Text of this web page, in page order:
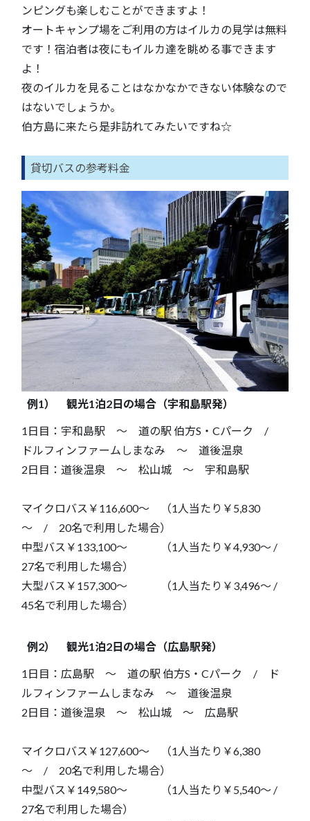
ンピングも楽しむことができますよ！
オートキャンプ場をご利用の方はイルカの見学は無料
です！宿泊者は夜にもイルカ達を眺める事できます
よ！
夜のイルカを見ることはなかなかできない体験なので
はないでしょうか。
伯方島に来たら是非訪れてみたいですね☆
貸切バスの参考料金
例1） 観光1泊2日の場合（宇和島駅発）
1日目：宇和島駅 ～ 道の駅 伯方S・Cパーク /
ドルフィンファームしまなみ ～ 道後温泉
2日目：道後温泉 ～ 松山城 ～ 宇和島駅
マイクロバス￥116,600～ （1人当たり￥5,830
～ / 20名で利用した場合）
中型バス￥133,100～ （1人当たり￥4,930～ /
27名で利用した場合）
大型バス￥157,300～ （1人当たり￥3,496～ /
45名で利用した場合）
例2） 観光1泊2日の場合（広島駅発）
1日目：広島駅 ～ 道の駅 伯方S・Cパーク / ド
ルフィンファームしまなみ ～ 道後温泉
2日目：道後温泉 ～ 松山城 ～ 広島駅
マイクロバス￥127,600～ （1人当たり￥6,380
～ / 20名で利用した場合）
中型バス￥149,580～ （1人当たり￥5,540～ /
27名で利用した場合）